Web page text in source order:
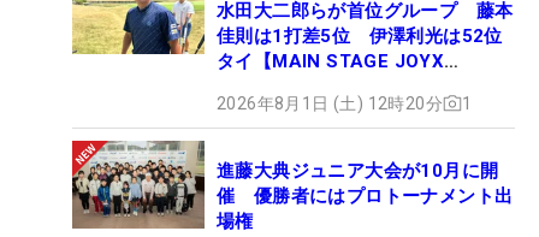
水田大二郎らが首位グループ 藤本
佳則は1打差5位 伊澤利光は52位
タイ【MAIN STAGE JOYX
2026年8月1日 (土) 12時20分 1
進藤大典ジュニア大会が10月に開
催 優勝者にはプロトーナメント出
場権